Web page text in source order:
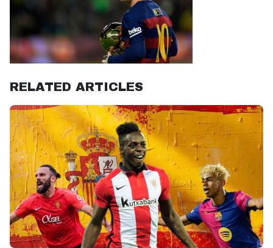
RELATED ARTICLES